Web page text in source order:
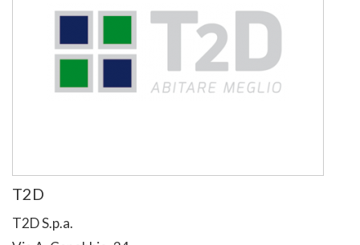
T2D
T2D S.p.a.